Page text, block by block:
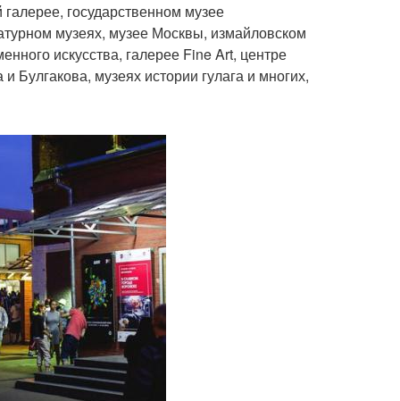
государственном музее
музеях, музее Москвы, измайловском
искусства, галерее Fine Art, центре
Булгакова, музеях истории гулага и многих,